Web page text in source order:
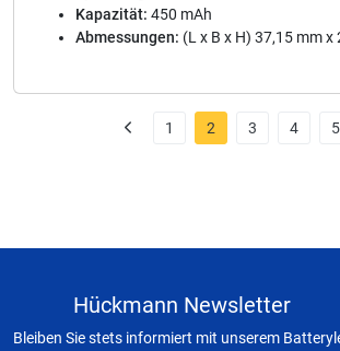
Kapazität: 450 mAh
Abmessungen: (L x B x H) 37,15 mm x
1 2 3 4 5
Hückmann Newsletter
Bleiben Sie stets informiert mit unserem